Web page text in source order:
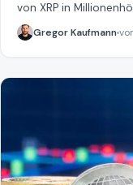
von XRP in
Gregor Kaufmann